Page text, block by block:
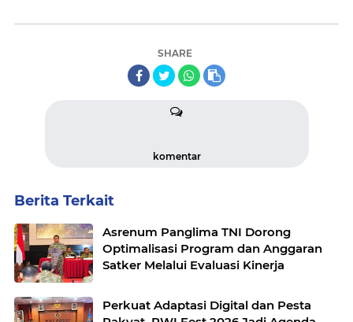
SHARE
komentar
Berita Terkait
Asrenum Panglima TNI Dorong
Optimalisasi Program dan Anggaran
Satker Melalui Evaluasi Kinerja
Perkuat Adaptasi Digital dan Pesta